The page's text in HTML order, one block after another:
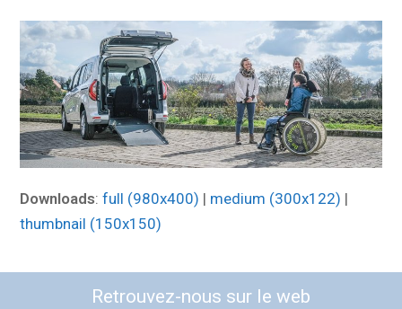
Downloads:full (980x400) | medium (300x122) |
thumbnail (150x150)
Retrouvez-nous sur le web